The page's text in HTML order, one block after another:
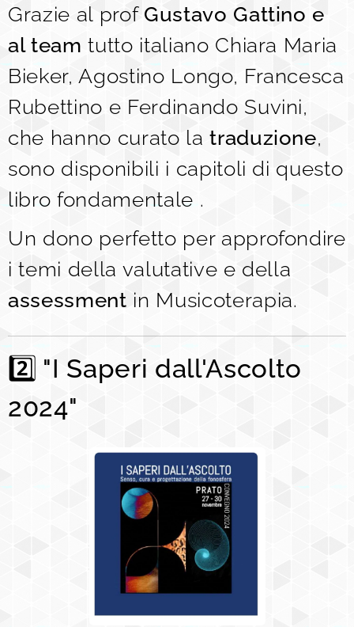
Grazie al profGustavo Gattino e
al team tutto italiano Chiara Maria
Bieker, Agostino Longo, Francesca
Rubettino e Ferdinando Suvini,
che hanno curato latraduzione,
sono disponibili i capitoli di questo
libro fondamentale .
Un dono perfetto per approfondire
i temi della valutative e della
assessment in Musicoterapia.
2️⃣ "I Saperi dall'Ascolto
2024"